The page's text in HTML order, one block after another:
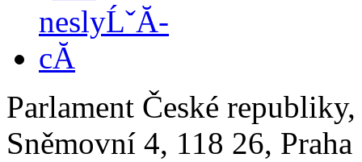
Parlament České
Sněmovní 4, 118 26,